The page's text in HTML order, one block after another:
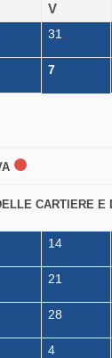
V
31
7
CARTIERE E
14
21
28
4